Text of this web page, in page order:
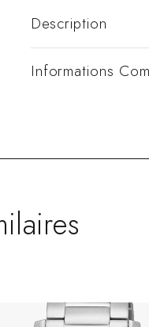
Description
Informations